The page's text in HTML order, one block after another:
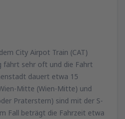
City Airpot Train (CAT)
fährt sehr oft und die Fahrt
dauert etwa 15
Mitte (Wien-Mitte) und
Praterstern) sind mit der S-
Fall beträgt die Fahrzeit etwa